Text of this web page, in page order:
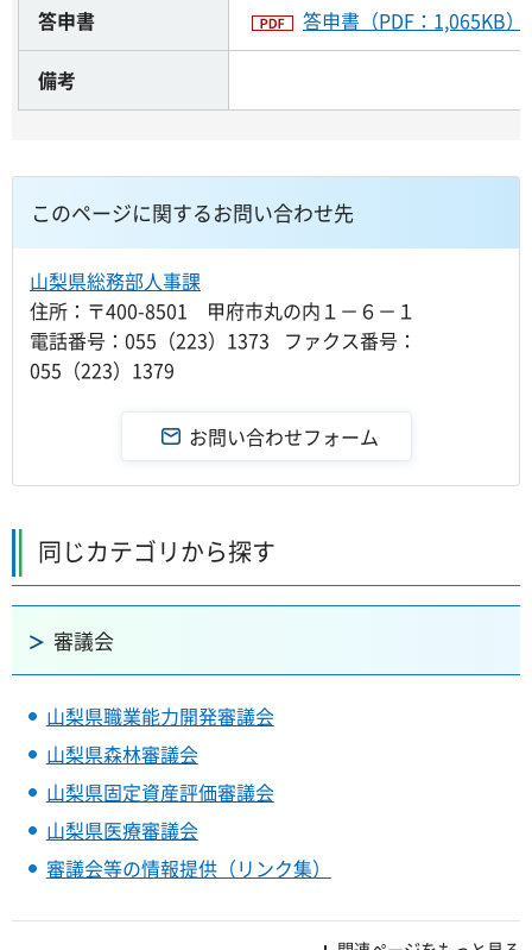
答申書 答申書（PDF：1,065KB）
備考
このページに関するお問い合わせ先
山梨県総務部人事課
住所：〒400-8501 甲府市丸の内１－６－１
電話番号：055（223）1373 ファクス番号：
055（223）1379
同じカテゴリから探す
審議会
山梨県職業能力開発審議会
山梨県森林審議会
山梨県固定資産評価審議会
山梨県医療審議会
審議会等の情報提供（リンク集）